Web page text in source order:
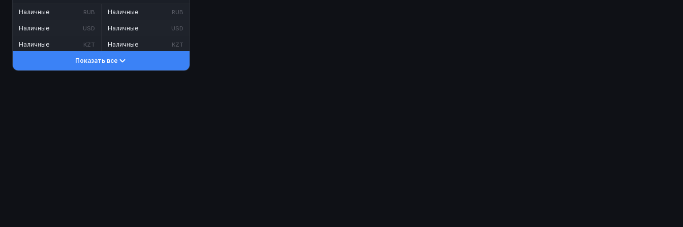
Наличные RUB
Наличные USD
Наличные KZT
Наличные RUB
Наличные USD
Наличные KZT
Показать все